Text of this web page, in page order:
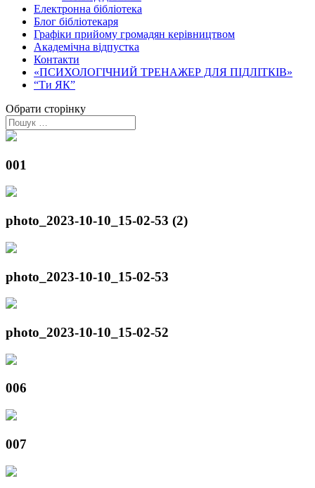
Електронна бібліотека
Блог бібліотекаря
Графіки прийому громадян керівництвом
Академічна відпустка
Контакти
«ПСИХОЛОГІЧНИЙ ТРЕНАЖЕР ДЛЯ ПІДЛІТКІВ»
“Ти ЯК”
Обрати сторінку
001
photo_2023-10-10_15-02-53 (2)
photo_2023-10-10_15-02-53
photo_2023-10-10_15-02-52
006
007